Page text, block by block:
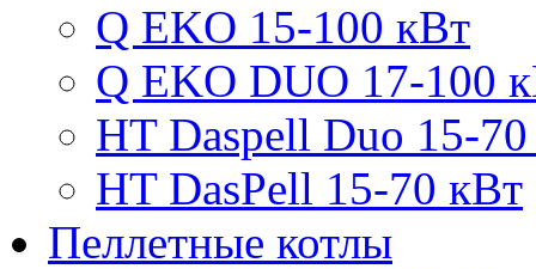
Q EKO 15-100 кВт
Q EKO DUO 17-100
HT Daspell Duo 15-
HT DasPell 15-70 кВт
Пеллетные котлы